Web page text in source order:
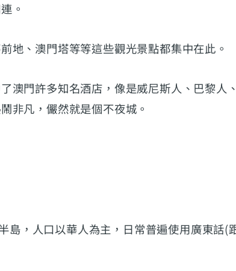
。
地、澳門塔等等這些觀光景點都集中在此。
澳門許多知名酒店，像是威尼斯人、巴黎人、
非凡，儼然就是個不夜城。
島，人口以華人為主，日常普遍使用廣東話(